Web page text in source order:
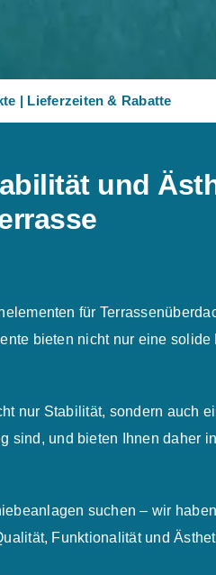
| Lieferzeiten & Rabatte
und
für
bieten nicht nur eine
nur Stabilität, sondern auch
sind, und bieten Ihnen daher
suchen – wir
Funktionalität und